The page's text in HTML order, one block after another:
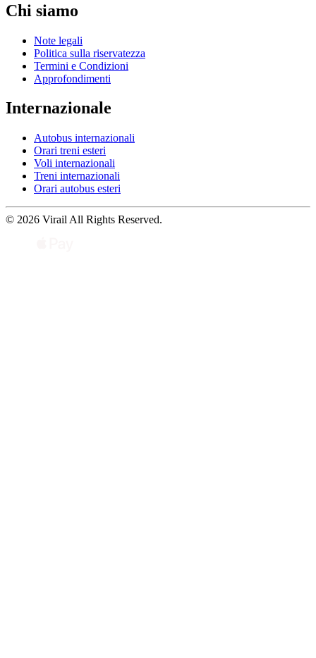
Chi siamo
Note legali
Politica sulla riservatezza
Termini e Condizioni
Approfondimenti
Internazionale
Autobus internazionali
Orari treni esteri
Voli internazionali
Treni internazionali
Orari autobus esteri
© 2026 Virail All Rights Reserved.